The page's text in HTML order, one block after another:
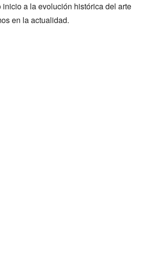
a la evolución histórica del arte
en la actualidad.